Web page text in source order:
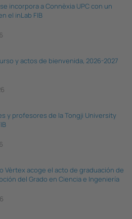
incorpora a Connèxia UPC con un
el inLab FIB
y actos de bienvenida, 2026-2027
y profesores de la Tongji University
Vèrtex acoge el acto de graduación de
del Grado en Ciencia e Ingeniería